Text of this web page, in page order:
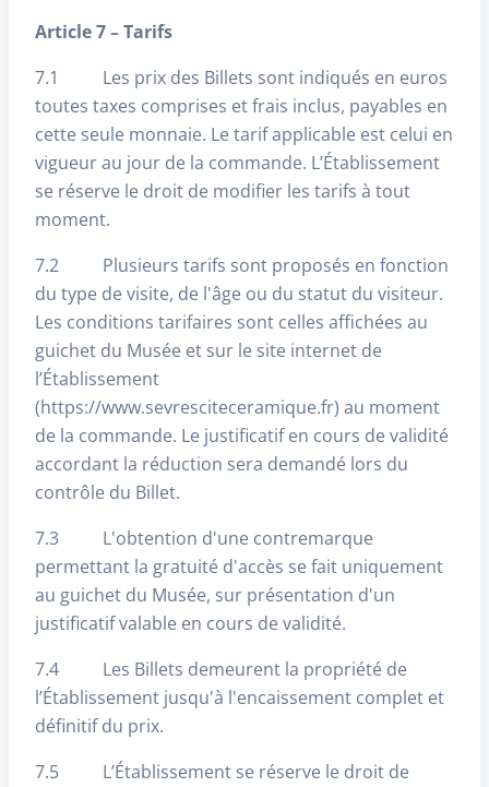
Article 7 – Tarifs
7.1 Les prix des Billets sont indiqués en euros
toutes taxes comprises et frais inclus, payables en
cette seule monnaie. Le tarif applicable est celui en
vigueur au jour de la commande. L’Établissement
se réserve le droit de modifier les tarifs à tout
moment.
7.2 Plusieurs tarifs sont proposés en fonction
du type de visite, de l'âge ou du statut du visiteur.
Les conditions tarifaires sont celles affichées au
guichet du Musée et sur le site internet de
l’Établissement
(https://www.sevresciteceramique.fr) au moment
de la commande. Le justificatif en cours de validité
accordant la réduction sera demandé lors du
contrôle du Billet.
7.3 L'obtention d'une contremarque
permettant la gratuité d'accès se fait uniquement
au guichet du Musée, sur présentation d'un
justificatif valable en cours de validité.
7.4 Les Billets demeurent la propriété de
l’Établissement jusqu'à l'encaissement complet et
définitif du prix.
7.5 L’Établissement se réserve le droit de